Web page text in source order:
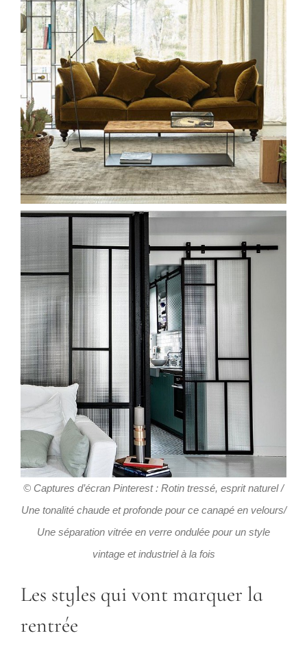
© Captures d’écran Pinterest : Rotin tressé, esprit naturel/
Une tonalité chaude et profonde pour ce canapé en velours/
Une séparation vitrée en verre ondulée pour un style
vintage et industriel à la fois
Les styles qui vont marquer la
rentrée